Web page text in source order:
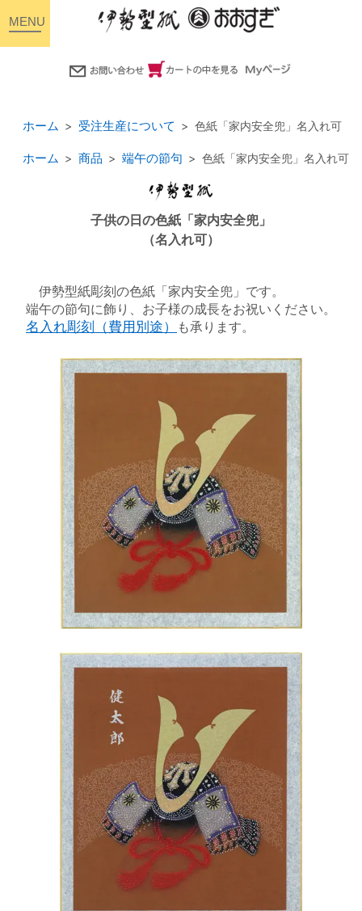
ホーム 受注生産について 色紙「家内安全兜」名入れ可
ホーム 商品 端午の節句 色紙「家内安全兜」名入れ可
子供の日の色紙「家内安全兜」
（名入れ可）
伊勢型紙彫刻の色紙「家内安全兜」です。
端午の節句に飾り、お子様の成長をお祝いください。
名入れ彫刻（費用別途）
も承ります。
toggle
navigation